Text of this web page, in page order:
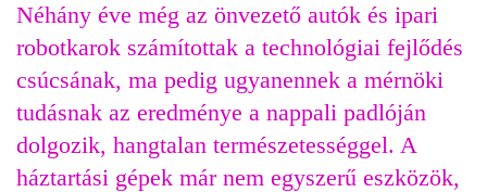
Néhány éve még az önvezető autók és ipari
robotkarok számítottak a technológiai fejlődés
csúcsának, ma pedig ugyanennek a mérnöki
tudásnak az eredménye a nappali padlóján
dolgozik, hangtalan természetességgel. A
háztartási gépek már nem egyszerű eszközök,